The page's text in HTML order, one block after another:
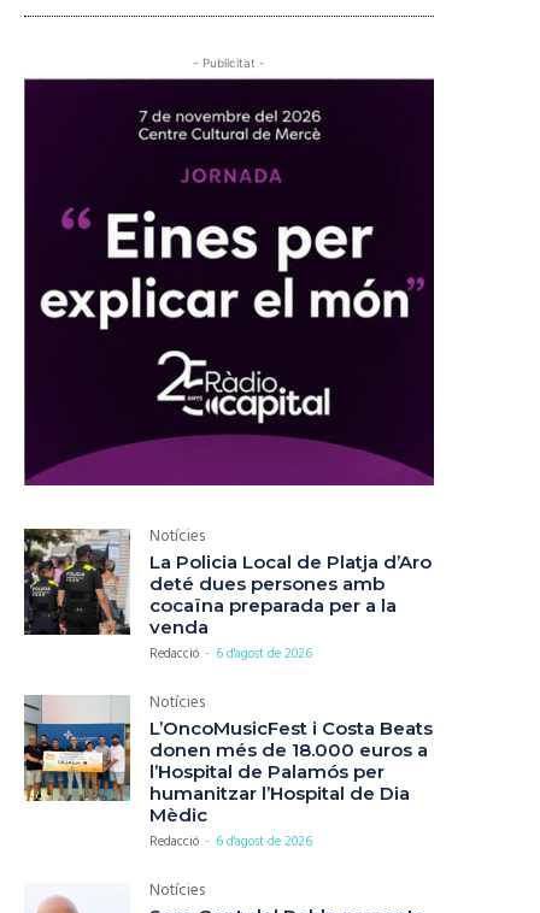
- Publicitat -
Notícies
La Policia Local de Platja d’Aro
deté dues persones amb
cocaïna preparada per a la
venda
Redacció - 6 d'agost de 2026
Notícies
L’OncoMusicFest i Costa Beats
donen més de 18.000 euros a
l’Hospital de Palamós per
humanitzar l’Hospital de Dia
Mèdic
Redacció - 6 d'agost de 2026
Notícies